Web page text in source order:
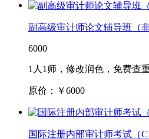
副高级审计师论文辅导班（
6000
1人1师，修改润色，免费查
原价：￥6000
国际注册内部审计师考试（